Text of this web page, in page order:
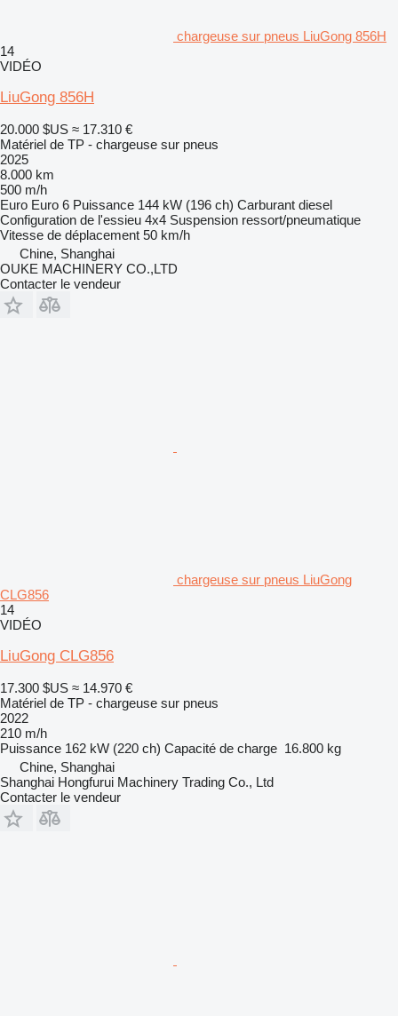
chargeuse sur pneus LiuGong 856H
14
VIDÉO
LiuGong 856H
20.000 $US ≈ 17.310 €
Matériel de TP - chargeuse sur pneus
2025
8.000 km
500 m/h
Euro Euro 6 Puissance 144 kW (196 ch) Carburant diesel
Configuration de l'essieu 4x4 Suspension ressort/pneumatique
Vitesse de déplacement 50 km/h
Chine, Shanghai
OUKE MACHINERY CO.,LTD
Contacter le vendeur
chargeuse sur pneus LiuGong
CLG856
14
VIDÉO
LiuGong CLG856
17.300 $US ≈ 14.970 €
Matériel de TP - chargeuse sur pneus
2022
210 m/h
Puissance 162 kW (220 ch) Capacité de charge 16.800 kg
Chine, Shanghai
Shanghai Hongfurui Machinery Trading Co., Ltd
Contacter le vendeur